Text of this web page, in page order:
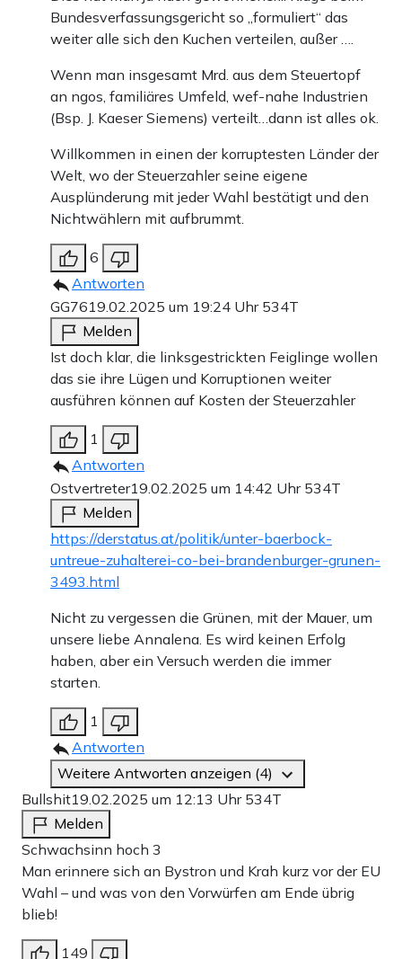
Bundesverfassungsgericht so „formuliert“ das
weiter alle sich den Kuchen verteilen, außer ….
Wenn man insgesamt Mrd. aus dem Steuertopf
an ngos, familiäres Umfeld, wef-nahe Industrien
(Bsp. J. Kaeser Siemens) verteilt…dann ist alles ok.
Willkommen in einen der korruptesten Länder der
Welt, wo der Steuerzahler seine eigene
Ausplünderung mit jeder Wahl bestätigt und den
Nichtwählern mit aufbrummt.
6
Antworten
GG7619.02.2025 um 19:24 Uhr 534T
Melden
Ist doch klar, die linksgestrickten Feiglinge wollen
das sie ihre Lügen und Korruptionen weiter
ausführen können auf Kosten der Steuerzahler
1
Antworten
Ostvertreter19.02.2025 um 14:42 Uhr 534T
Melden
https://derstatus.at/politik/unter-baerbock-
untreue-zuhalterei-co-bei-brandenburger-grunen-
3493.html
Nicht zu vergessen die Grünen, mit der Mauer, um
unsere liebe Annalena. Es wird keinen Erfolg
haben, aber ein Versuch werden die immer
starten.
1
Antworten
Weitere Antworten anzeigen (4)
Bullshit19.02.2025 um 12:13 Uhr 534T
Melden
Schwachsinn hoch 3
Man erinnere sich an Bystron und Krah kurz vor der EU
Wahl – und was von den Vorwürfen am Ende übrig
blieb!
149